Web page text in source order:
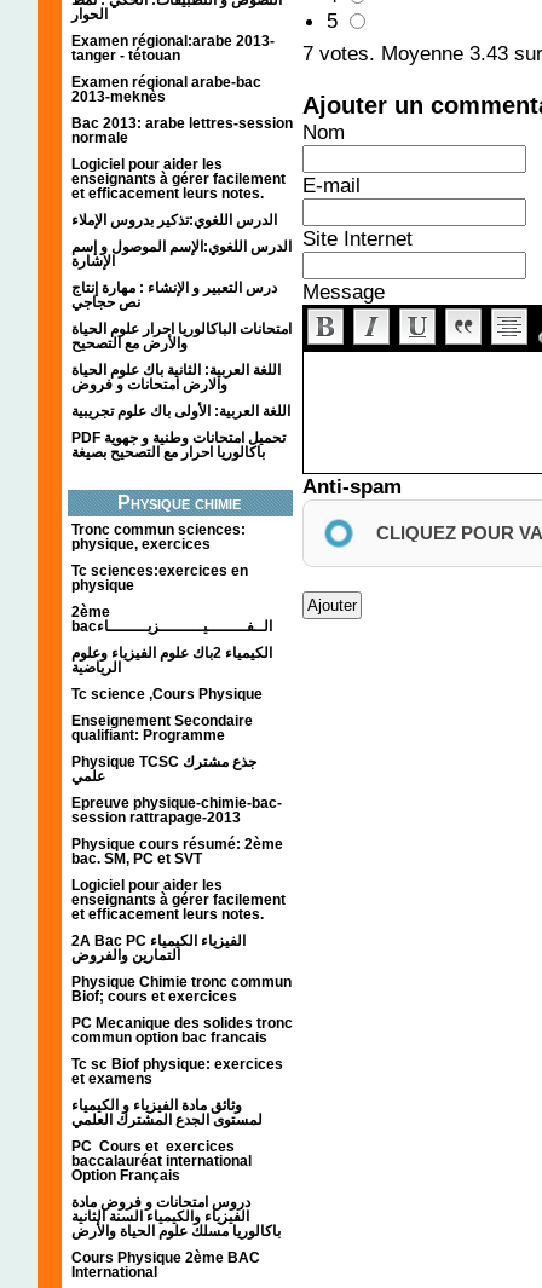
الحوار
Examen régional:arabe 2013-
tanger - tétouan
Examen régional arabe-bac
2013-meknès
Bac 2013: arabe lettres-session
normale
Logiciel pour aider les
enseignants à gérer facilement
et efficacement leurs notes.
الدرس اللغوي:تذكير بدروس الإملاء
الدرس اللغوي:الإسم الموصول و إسم
الإشارة
درس التعبير و الإنشاء : مهارة إنتاج
نص حجاجي
امتحانات الباكالوريا احرار علوم الحياة
والأرض مع التصحيح
اللغة العربية: الثانية باك علوم الحياة
والارض امتحانات و فروض
اللغة العربية: الأولى باك علوم تجريبية
PDF تحميل امتحانات وطنية و جهوية
باكالوريا احرار مع التصحيح بصيغة
Physique chimie
Tronc commun sciences:
physique, exercices
Tc sciences:exercices en
physique
2ème
bacالــفــــــــيـــــــــزيــــــــاء
الكيمياء 2باك علوم الفيزياء وعلوم
الرياضية
Tc science ,Cours Physique
Enseignement Secondaire
qualifiant: Programme
Physique TCSC جذع مشترك
علمي
Epreuve physique-chimie-bac-
session rattrapage-2013
Physique cours résumé: 2ème
bac. SM, PC et SVT
Logiciel pour aider les
enseignants à gérer facilement
et efficacement leurs notes.
2A Bac PC الفيزياء الكيمياء
التمارين والفروض
Physique Chimie tronc commun
Biof; cours et exercices
PC Mecanique des solides tronc
commun option bac francais
Tc sc Biof physique: exercices
et examens
وثائق مادة الفيزياء و الكيمياء
PC Cours et exercices
baccalauréat international
Option Français
دروس امتحانات و فروض مادة
الفيزياء والكيمياء السنة الثانية
باكالوريا مسلك علوم الحياة والأرض
Cours Physique 2ème BAC
International
5
7 votes. Moyenne 3.43
Ajouter un
Nom
E-mail
Site Internet
Message
Anti-spam
CLIQUEZ POUR